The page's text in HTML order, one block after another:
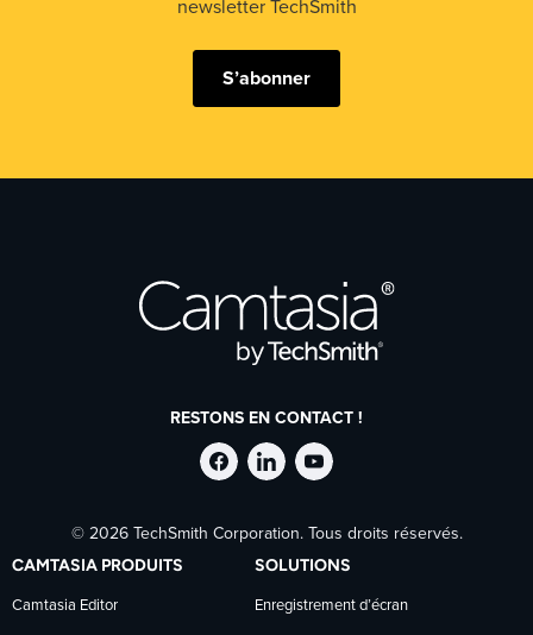
newsletter TechSmith
S’abonner
RESTONS EN CONTACT !
Suivre
TechSmith
sur
Suivre
TechSmith
sur
Suivre
TechSmith
sur
© 2026 TechSmith Corporation. Tous droits réservés.
CAMTASIA PRODUITS
Camtasia Editor
SOLUTIONS
Enregistrement d’écran